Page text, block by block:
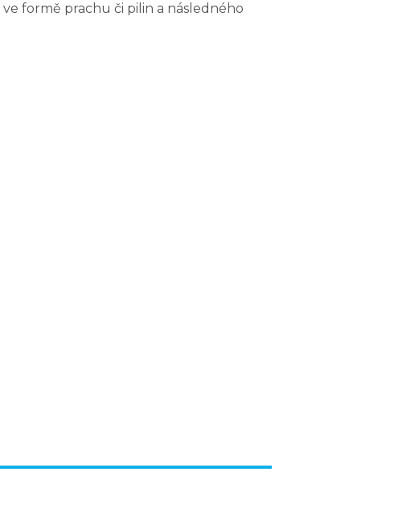
formě prachu či pilin a následného